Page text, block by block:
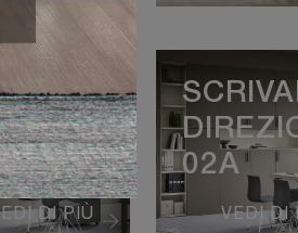
DI PIÙ VEDI DI
02A